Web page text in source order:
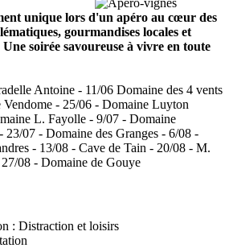
unique lors d'un apéro au cœur des
gourmandises locales et
soirée savoureuse à vivre en toute
Antoine - 11/06 Domaine des 4 vents
- 25/06 - Domaine Luyton
L. Fayolle - 9/07 - Domaine
07 - Domaine des Granges - 6/08 -
- 13/08 - Cave de Tain - 20/08 - M.
08 - Domaine de Gouye
: Distraction et loisirs